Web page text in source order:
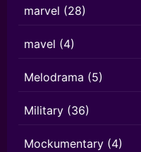
marvel (28)
mavel (4)
Melodrama (5)
Military (36)
Mockumentary (4)